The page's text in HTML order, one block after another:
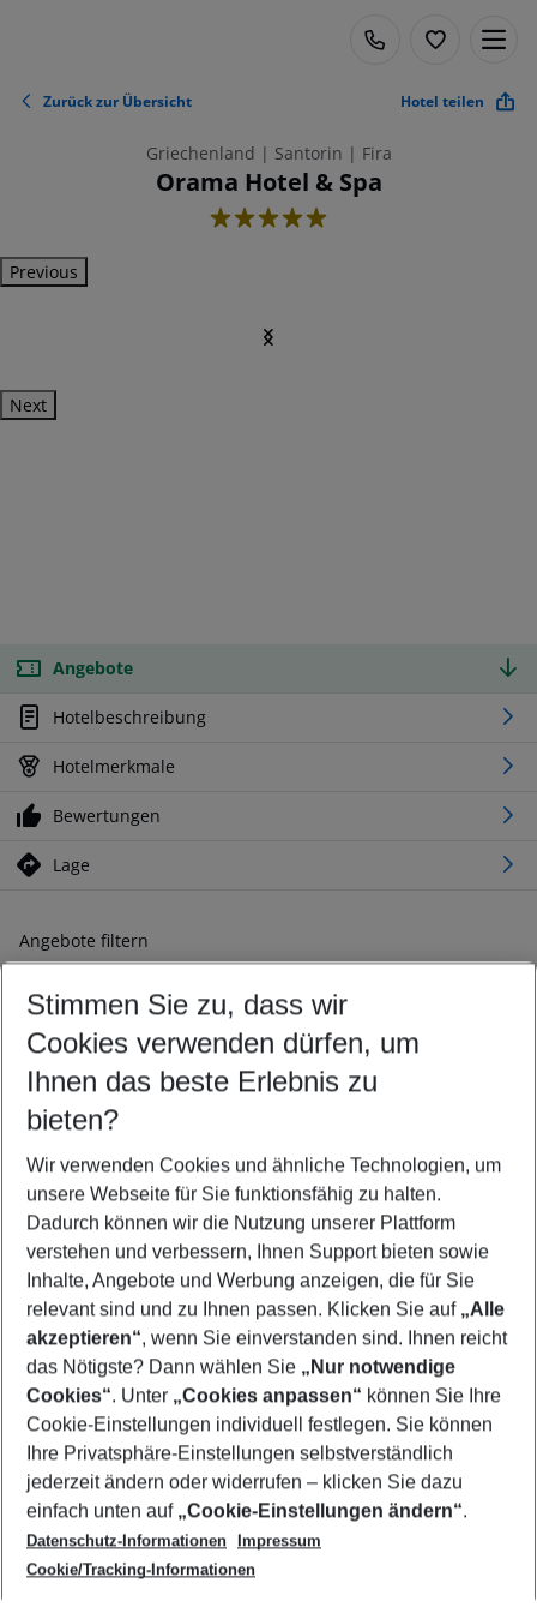
Zurück zur Übersicht Hotel teilen
Griechenland | Santorin | Fira
Orama Hotel & Spa
5
Previous
Next
Angebote
Hotelbeschreibung
Hotelmerkmale
Bewertungen
Lage
Angebote filtern
Ändern Sie Ihre Kriterien nach Ihren Wünschen
Abflughafen wählen
Beliebiger Abflughafen
Reisezeitraum wählen
09.08.26– 07.08.27 5-8 Nächte
2 Erwachsene Keine Kinder
Mehr Filter anzeigen
Footer
Footer navigation
Über uns
AGB
Cookie-Einstellungen ändern
Cookie-Richtlinie
Datenschutz
Service & Hilfe
Barrierefreies Reisen
Check-in
Folgen Sie uns
Stimmen Sie zu, dass wir
Cookies verwenden dürfen, um
Ihnen das beste Erlebnis zu
bieten?
Wir verwenden Cookies und ähnliche Technologien, um
unsere Webseite für Sie funktionsfähig zu halten.
Dadurch können wir die Nutzung unserer Plattform
verstehen und verbessern, Ihnen Support bieten sowie
Inhalte, Angebote und Werbung anzeigen, die für Sie
relevant sind und zu Ihnen passen. Klicken Sie auf „Alle
akzeptieren“, wenn Sie einverstanden sind. Ihnen reicht
das Nötigste? Dann wählen Sie „Nur notwendige
Cookies“. Unter „Cookies anpassen“ können Sie Ihre
Cookie-Einstellungen individuell festlegen. Sie können
Ihre Privatsphäre-Einstellungen selbstverständlich
jederzeit ändern oder widerrufen – klicken Sie dazu
einfach unten auf „Cookie-Einstellungen ändern“.
Datenschutz-Informationen
Impressum
Cookie/Tracking-Informationen